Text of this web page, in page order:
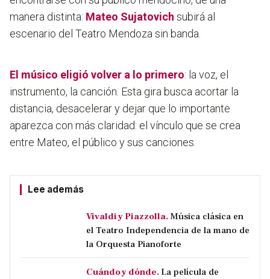
manera distinta: Mateo Sujatovich subirá al
escenario del Teatro Mendoza sin banda.
El músico eligió volver a lo primero: la voz, el
instrumento, la canción. Esta gira busca acortar la
distancia, desacelerar y dejar que lo importante
aparezca con más claridad: el vínculo que se crea
entre Mateo, el público y sus canciones.
Lee además
Vivaldi y Piazzolla. Música clásica en
el Teatro Independencia de la mano de
la Orquesta Pianoforte
Cuándo y dónde. La película de